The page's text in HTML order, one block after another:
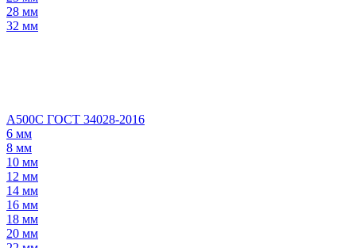
28 мм
32 мм
А500С ГОСТ 34028-2016
6 мм
8 мм
10 мм
12 мм
14 мм
16 мм
18 мм
20 мм